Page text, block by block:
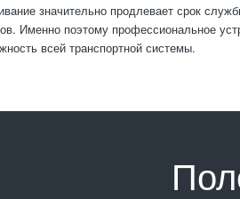
значительно продлевает срок
Именно поэтому профессиональное
всей транспортной системы.